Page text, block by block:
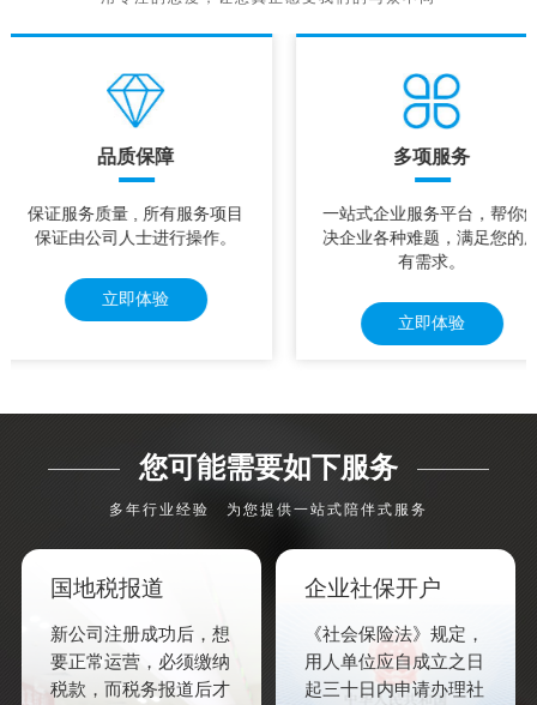
品质保障
保证服务质量 , 所有服务项目
保证由公司人士进行操作。
立即体验
多项服务
一站式企业服务平台，帮你
决企业各种难题，满足您的
有需求。
立即体验
您可能需要如下服务
多年行业经验 为您提供一站式陪伴式服务
国地税报道
新公司注册成功后，想
要正常运营，必须缴纳
税款，而税务报道后才
企业社保开户
《社会保险法》规定，
用人单位应自成立之日
起三十日内申请办理社